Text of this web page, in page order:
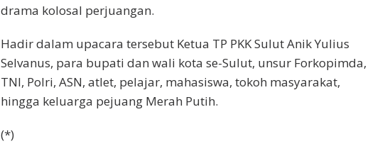
drama kolosal perjuangan.
Hadir dalam upacara tersebut Ketua TP PKK Sulut Anik Yulius
Selvanus, para bupati dan wali kota se-Sulut, unsur Forkopimda,
TNI, Polri, ASN, atlet, pelajar, mahasiswa, tokoh masyarakat,
hingga keluarga pejuang Merah Putih.
(*)